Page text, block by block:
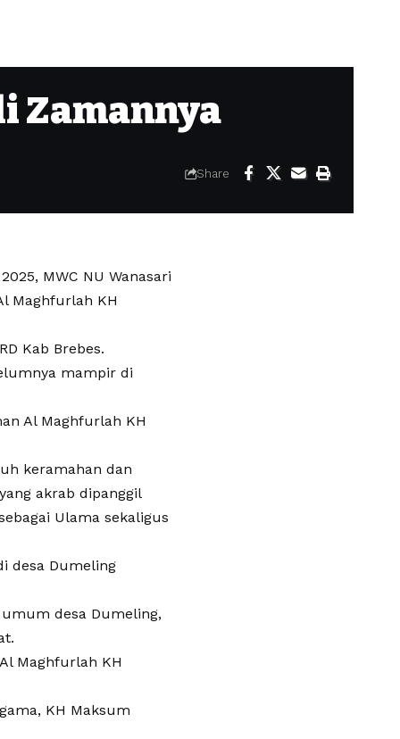
Zamannya
Share
MWC NU Wanasari
Maghfurlah KH
Kab Brebes.
mampir di
Al Maghfurlah KH
keramahan dan
akrab dipanggil
Ulama sekaligus
desa Dumeling
desa Dumeling,
Maghfurlah KH
KH Maksum